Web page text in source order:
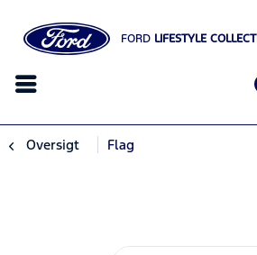
FORD LIFESTYLE
Oversigt Flag